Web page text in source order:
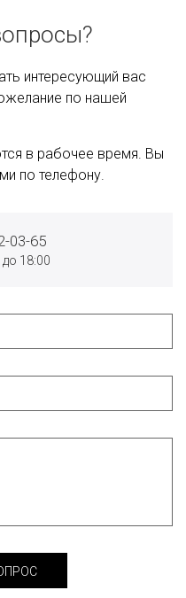
интересующий вас
по нашей
в рабочее время. Вы
по телефону.
03-65
до 18:00